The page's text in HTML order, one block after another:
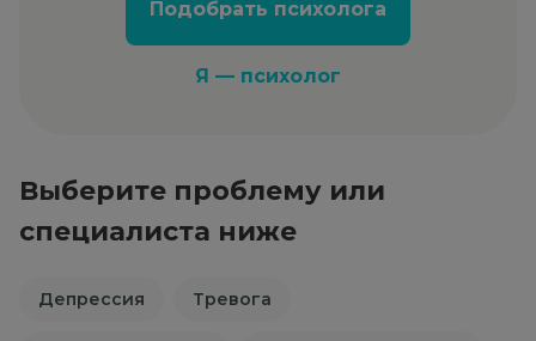
Подобрать психолога
Я — психолог
Выберите проблему или
специалиста ниже
Депрессия Тревога